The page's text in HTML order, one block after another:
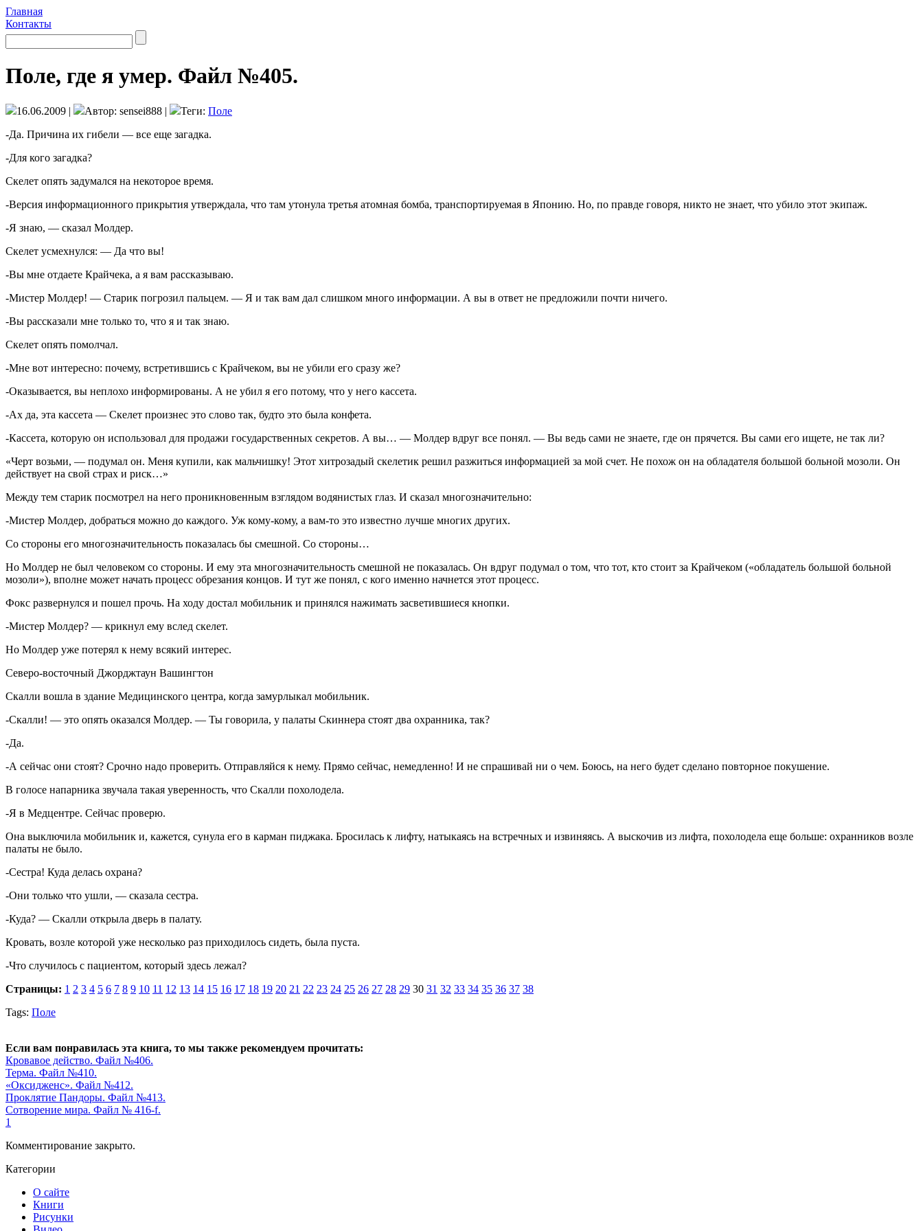
Главная
Контакты
Поле, где я умер. Файл №405.
16.06.2009 | Автор: sensei888 | Теги: Поле
-Да. Причина их гибели — все еще загадка.
-Для кого загадка?
Скелет опять задумался на некоторое время.
-Версия информационного прикрытия утверждала, что там утонула третья атомная бомба, транспортируемая в Японию. Но, по правде говоря, никто не знает, что убило этот экипаж.
-Я знаю, — сказал Молдер.
Скелет усмехнулся: — Да что вы!
-Вы мне отдаете Крайчека, а я вам рассказываю.
-Мистер Молдер! — Старик погрозил пальцем. — Я и так вам дал слишком много информации. А вы в ответ не предложили почти ничего.
-Вы рассказали мне только то, что я и так знаю.
Скелет опять помолчал.
-Мне вот интересно: почему, встретившись с Крайчеком, вы не убили его сразу же?
-Оказывается, вы неплохо информированы. А не убил я его потому, что у него кассета.
-Ах да, эта кассета — Скелет произнес это слово так, будто это была конфета.
-Кассета, которую он использовал для продажи государственных секретов. А вы… — Молдер вдруг все понял. — Вы ведь сами не знаете, где он прячется. Вы сами его ищете, не так ли?
«Черт возьми, — подумал он. Меня купили, как мальчишку! Этот хитрозадый скелетик решил разжиться информацией за мой счет. Не похож он на обладателя большой больной мозоли. Он
действует на свой страх и риск…»
Между тем старик посмотрел на него проникновенным взглядом водянистых глаз. И сказал многозначительно:
-Мистер Молдер, добраться можно до каждого. Уж кому-кому, а вам-то это известно лучше многих других.
Со стороны его многозначительность показалась бы смешной. Со стороны…
Но Молдер не был человеком со стороны. И ему эта многозначительность смешной не показалась. Он вдруг подумал о том, что тот, кто стоит за Крайчеком («обладатель большой больной
мозоли»), вполне может начать процесс обрезания концов. И тут же понял, с кого именно начнется этот процесс.
Фокс развернулся и пошел прочь. На ходу достал мобильник и принялся нажимать засветившиеся кнопки.
-Мистер Молдер? — крикнул ему вслед скелет.
Но Молдер уже потерял к нему всякий интерес.
Северо-восточный Джорджтаун Вашингтон
Скалли вошла в здание Медицинского центра, когда замурлыкал мобильник.
-Скалли! — это опять оказался Мoлдер. — Ты говорила, у палаты Скиннера стоят два охранника, так?
-Да.
-А сейчас они стоят? Срочно надо проверить. Отправляйся к нему. Прямо сейчас, немедленно! И не спрашивай ни о чем. Боюсь, на него будет сделано повторное покушение.
В голосе напарника звучала такая уверенность, что Скалли похолодела.
-Я в Медцентре. Сейчас проверю.
Она выключила мобильник и, кажется, сунула его в карман пиджака. Бросилась к лифту, натыкаясь на встречных и извиняясь. А выскочив из лифта, похолодела еще больше: охранников возле
палаты не было.
-Сестра! Куда делась охрана?
-Они только что ушли, — сказала сестра.
-Куда? — Скалли открыла дверь в палату.
Кровать, возле которой уже несколько раз приходилось сидеть, была пуста.
-Что случилось с пациентом, который здесь лежал?
Страницы: 1 2 3 4 5 6 7 8 9 10 11 12 13 14 15 16 17 18 19 20 21 22 23 24 25 26 27 28 29 30 31 32 33 34 35 36 37 38
Tags: Поле
Если вам понравилась эта книга, то мы также рекомендуем прочитать:
Кровавое действо. Файл №406.
Терма. Файл №410.
«Оксидженс». Файл №412.
Проклятие Пандоры. Файл №413.
Сотворение мира. Файл № 416-f.
1
Комментирование закрыто.
Категории
О сайте
Книги
Рисунки